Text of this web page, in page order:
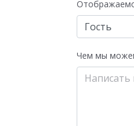
Чем мы